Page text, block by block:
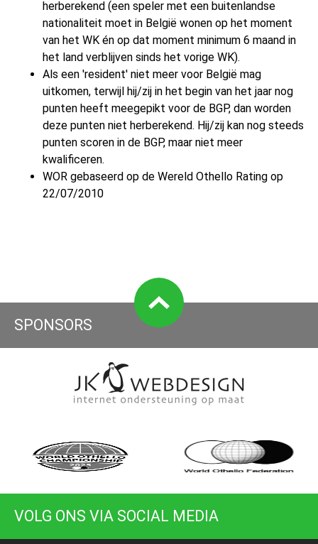
herberekend (een speler met een buitenlandse
nationaliteit moet in België wonen op het moment
van het WK én op dat moment minimum 6 maand in
het land verblijven sinds het vorige WK).
Als een 'resident' niet meer voor België mag
uitkomen, terwijl hij/zij in het begin van het jaar nog
punten heeft meegepikt voor de BGP, dan worden
deze punten niet herberekend. Hij/zij kan nog steeds
punten scoren in de BGP, maar niet meer
kwalificeren.
WOR gebaseerd op de Wereld Othello Rating op
22/07/2010
SPONSORS
VOLG ONS VIA SOCIAL MEDIA